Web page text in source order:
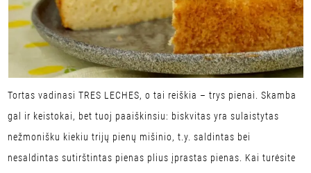
Tortas vadinasi TRES LECHES, o tai reiškia – trys pienai. Skamba
gal ir keistokai, bet tuoj paaiškinsiu: biskvitas yra sulaistytas
nežmonišku kiekiu trijų pienų mišinio, t.y. saldintas bei
nesaldintas sutirštintas pienas plius įprastas pienas. Kai turėsite